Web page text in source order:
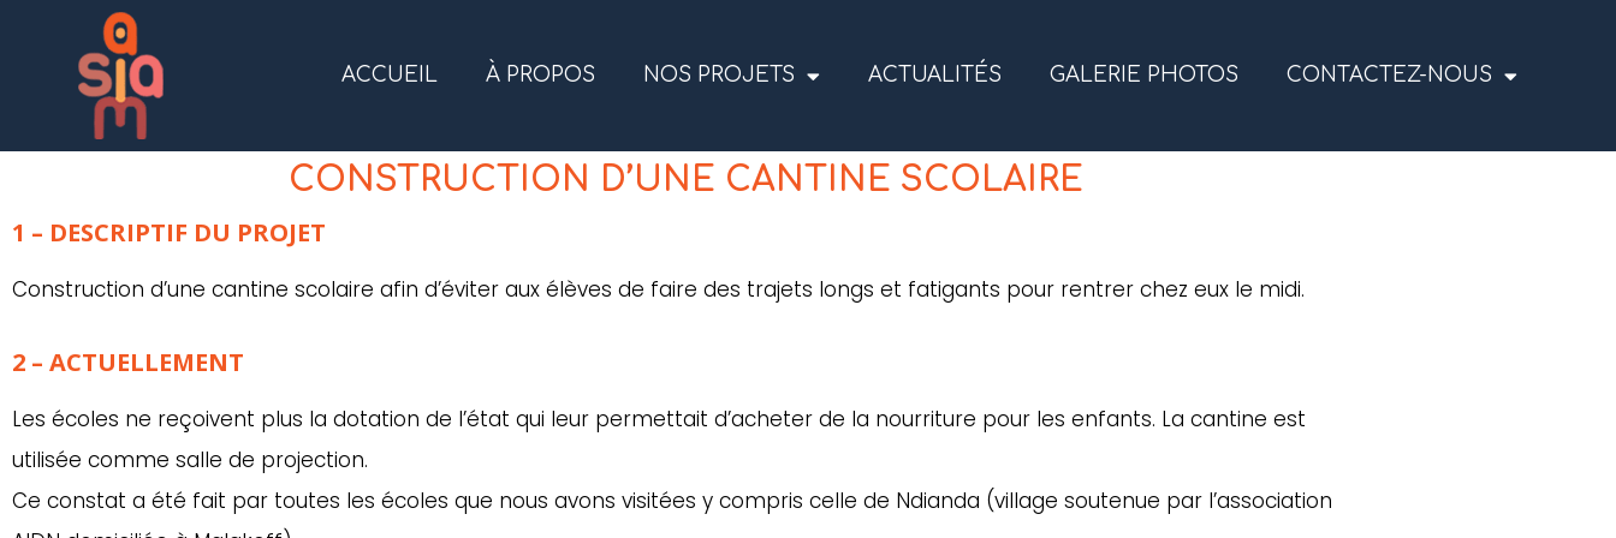
ACCUEIL À PROPOS NOS PROJETS ACTUALITÉS GALERIE PHOTOS CONTACTEZ-NOUS
CONSTRUCTION D’UNE CANTINE SCOLAIRE
1 – DESCRIPTIF DU PROJET
Construction d’une cantine scolaire afin d’éviter aux élèves de faire des trajets longs et fatigants pour rentrer chez eux le midi.
2 – ACTUELLEMENT
Les écoles ne reçoivent plus la dotation de l’état qui leur permettait d’acheter de la nourriture pour les enfants. La cantine est
utilisée comme salle de projection.
Ce constat a été fait par toutes les écoles que nous avons visitées y compris celle de Ndianda (village soutenue par l’association